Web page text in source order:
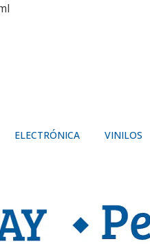
ELECTRÓNICA VINILOS